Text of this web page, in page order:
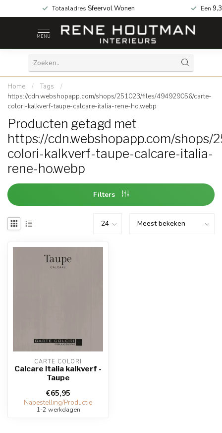
Totaaladres Sfeervol Wonen Een
MENU
Home / Tags
/
https://cdn.webshopapp.com/shops/251023/files/494929056/carte-
colori-kalkverf-taupe-calcare-italia-rene-ho.webp
Producten getagd met
https://cdn.webshopapp.com/
colori-kalkverf-taupe-calcare-italia-
rene-ho.webp
Filters
CARTE COLORI
Calcare Italia kalkverf -
Taupe
€65,95
Nabestelling/Productie
1-2 werkdagen